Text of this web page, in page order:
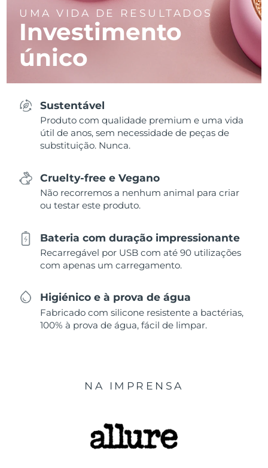
UMA VIDA DE RESULTADOS
Investimento
único
Sustentável
Produto com qualidade premium e uma vida
útil de anos, sem necessidade de peças de
substituição. Nunca.
Cruelty-free e Vegano
Não recorremos a nenhum animal para criar
ou testar este produto.
Bateria com duração impressionante
Recarregável por USB com até 90 utilizações
com apenas um carregamento.
Higiénico e à prova de água
Fabricado com silicone resistente a bactérias,
100% à prova de água, fácil de limpar.
NA IMPRENSA